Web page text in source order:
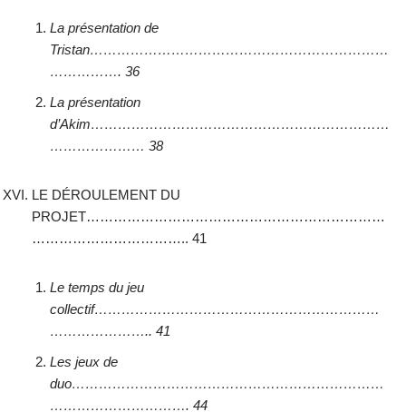
La présentation de
Tristan…………………………………………………………
……………. 36
La présentation
d’Akim…………………………………………………………
………………… 38
LE DÉROULEMENT DU
PROJET…………………………………………………………
…………………………….. 41
Le temps du jeu
collectif………………………………………………………
………………….. 41
Les jeux de
duo……………………………………………………………
…………………………. 44